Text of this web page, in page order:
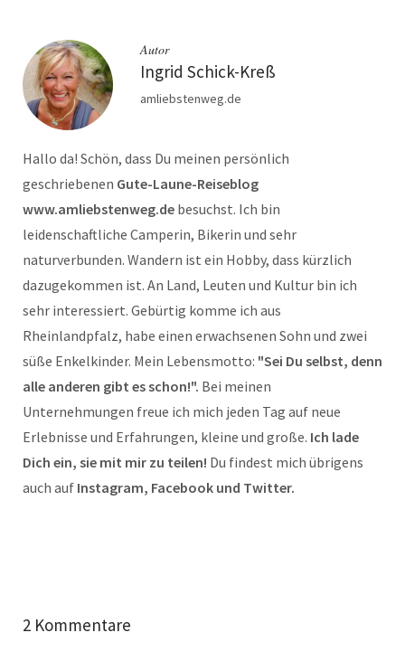
Autor
Ingrid Schick-Kreß
amliebstenweg.de
Hallo da! Schön, dass Du meinen persönlich
geschriebenen Gute-Laune-Reiseblog
www.amliebstenweg.de besuchst. Ich bin
leidenschaftliche Camperin, Bikerin und sehr
naturverbunden. Wandern ist ein Hobby, dass kürzlich
dazugekommen ist. An Land, Leuten und Kultur bin ich
sehr interessiert. Gebürtig komme ich aus
Rheinlandpfalz, habe einen erwachsenen Sohn und zwei
süße Enkelkinder. Mein Lebensmotto: "Sei Du selbst, denn
alle anderen gibt es schon!". Bei meinen
Unternehmungen freue ich mich jeden Tag auf neue
Erlebnisse und Erfahrungen, kleine und große. Ich lade
Dich ein, sie mit mir zu teilen! Du findest mich übrigens
auch auf Instagram, Facebook und Twitter.
2 Kommentare